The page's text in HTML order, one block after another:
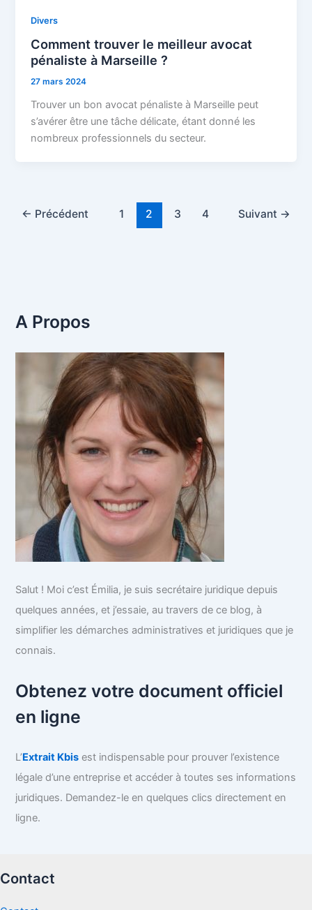
Divers
Comment trouver le meilleur avocat
pénaliste à Marseille ?
27 mars 2024
Trouver un bon avocat pénaliste à Marseille peut
s’avérer être une tâche délicate, étant donné les
nombreux professionnels du secteur.
← Précédent 1 2 3 4 Suivant →
A Propos
Salut ! Moi c’est Émilia, je suis secrétaire juridique depuis
quelques années, et j’essaie, au travers de ce blog, à
simplifier les démarches administratives et juridiques que je
connais.
Obtenez votre document officiel
en ligne
L’Extrait Kbis est indispensable pour prouver l’existence
légale d’une entreprise et accéder à toutes ses informations
juridiques. Demandez-le en quelques clics directement en
ligne.
Contact